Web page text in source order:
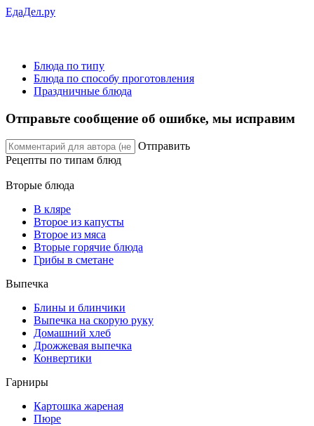
ЕдаДел.ру
Блюда по типу
Блюда по способу проготовления
Праздничные блюда
Отправьте сообщение об ошибке, мы исправим
Отправить
Рецепты по типам блюд
Вторые блюда
В кляре
Второе из капусты
Второе из мяса
Вторые горячие блюда
Грибы в сметане
Выпечка
Блины и блинчики
Выпечка на скорую руку
Домашний хлеб
Дрожжевая выпечка
Конвертики
Гарниры
Картошка жареная
Пюре